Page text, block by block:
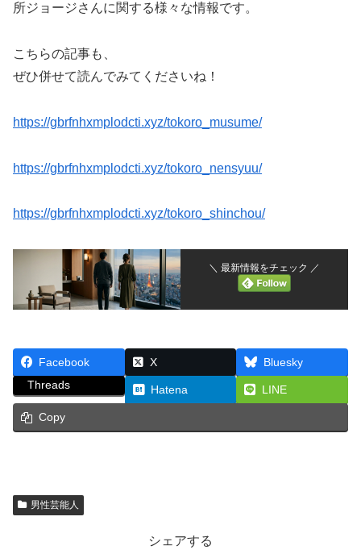
所ジョージさんに関する様々な情報です。
こちらの記事も、
ぜひ併せて読んでみてくださいね！
https://gbrfnhxmplodcti.xyz/tokoro_musume/
https://gbrfnhxmplodcti.xyz/tokoro_nensyuu/
https://gbrfnhxmplodcti.xyz/tokoro_shinchou/
＼ 最新情報をチェック ／
Facebook X
Bluesky
Threads
Hatena LINE
Copy
男性芸能人
シェアする